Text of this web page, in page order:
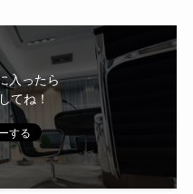
入ったら
てね！